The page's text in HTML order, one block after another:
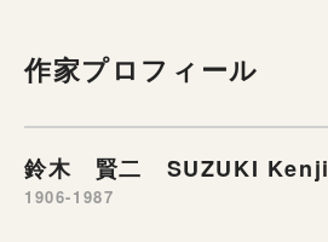
作家プロフィール
鈴木 賢二 SUZUKI Kenji
1906-1987